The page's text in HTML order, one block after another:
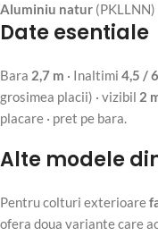
Aluminiu natur
Date esentiale
Bara 2,7 m · Inaltimi 4,5 /
grosimea placii) · vizibil 2
placare · pret pe bara.
Alte modele
Pentru colturi exterioare
ofera doua variante care